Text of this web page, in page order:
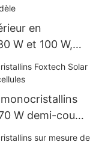
en
W et 100 W,
W demi-coupe